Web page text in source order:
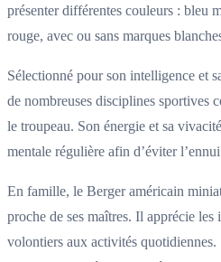
présenter différentes couleurs : bleu
rouge, avec ou sans marques
Sélectionné pour son intelligence et
de nombreuses disciplines sportives
le troupeau. Son énergie et sa
mentale régulière afin d’éviter
En famille, le Berger américain
proche de ses maîtres. Il apprécie les
volontiers aux activités